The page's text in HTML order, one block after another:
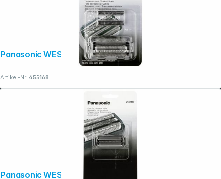
Panasonic WES 9027 Y1361
Artikel-Nr.:455168
Panasonic WES 9085 Y 1361